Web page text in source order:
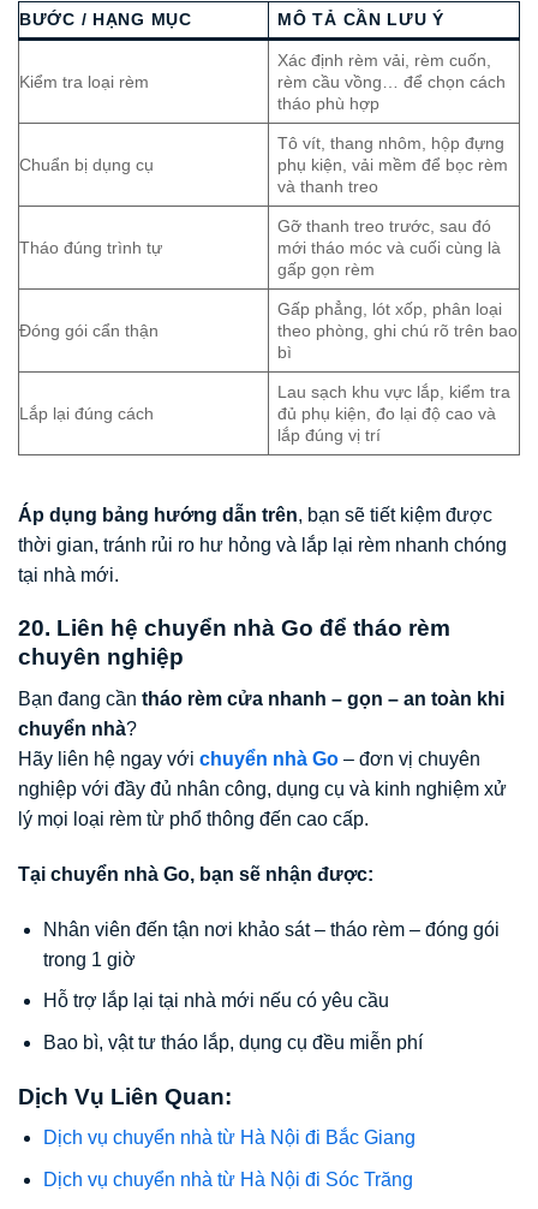
BƯỚC / HẠNG MỤC MÔ TẢ CẦN LƯU Ý
Kiểm tra loại rèm
Xác định rèm vải, rèm cuốn,
rèm cầu vồng… để chọn cách
tháo phù hợp
Chuẩn bị dụng cụ
Tô vít, thang nhôm, hộp đựng
phụ kiện, vải mềm để bọc rèm
và thanh treo
Tháo đúng trình tự
Gỡ thanh treo trước, sau đó
mới tháo móc và cuối cùng là
gấp gọn rèm
Đóng gói cẩn thận
Gấp phẳng, lót xốp, phân loại
theo phòng, ghi chú rõ trên bao
bì
Lắp lại đúng cách
Lau sạch khu vực lắp, kiểm tra
đủ phụ kiện, đo lại độ cao và
lắp đúng vị trí
Áp dụng bảng hướng dẫn trên, bạn sẽ tiết kiệm được
thời gian, tránh rủi ro hư hỏng và lắp lại rèm nhanh chóng
tại nhà mới.
20. Liên hệ chuyển nhà Go để tháo rèm
chuyên nghiệp
Bạn đang cần tháo rèm cửa nhanh – gọn – an toàn khi
chuyển nhà?
Hãy liên hệ ngay với chuyển nhà Go – đơn vị chuyên
nghiệp với đầy đủ nhân công, dụng cụ và kinh nghiệm xử
lý mọi loại rèm từ phổ thông đến cao cấp.
Tại chuyển nhà Go, bạn sẽ nhận được:
Nhân viên đến tận nơi khảo sát – tháo rèm – đóng gói
trong 1 giờ
Hỗ trợ lắp lại tại nhà mới nếu có yêu cầu
Bao bì, vật tư tháo lắp, dụng cụ đều miễn phí
Dịch Vụ Liên Quan:
Dịch vụ chuyển nhà từ Hà Nội đi Bắc Giang
Dịch vụ chuyển nhà từ Hà Nội đi Sóc Trăng